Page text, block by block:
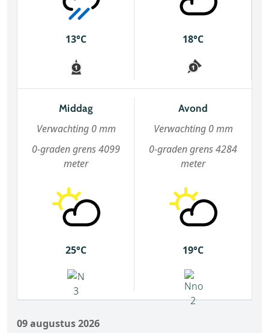
13°C 18°C
Middag
Verwachting 0 mm
0-graden grens 4099
meter
25°C
Avond
Verwachting 0 mm
0-graden grens 4284
meter
19°C
09 augustus 2026